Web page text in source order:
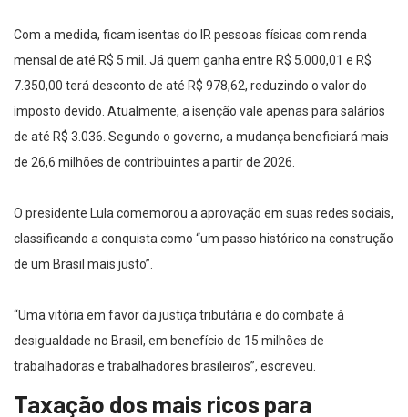
Com a medida, ficam isentas do IR pessoas físicas com renda
mensal de até R$ 5 mil. Já quem ganha entre R$ 5.000,01 e R$
7.350,00 terá desconto de até R$ 978,62, reduzindo o valor do
imposto devido. Atualmente, a isenção vale apenas para salários
de até R$ 3.036. Segundo o governo, a mudança beneficiará mais
de 26,6 milhões de contribuintes a partir de 2026.
O presidente Lula comemorou a aprovação em suas redes sociais,
classificando a conquista como “um passo histórico na construção
de um Brasil mais justo”.
“Uma vitória em favor da justiça tributária e do combate à
desigualdade no Brasil, em benefício de 15 milhões de
trabalhadoras e trabalhadores brasileiros”, escreveu.
Taxação dos mais ricos para